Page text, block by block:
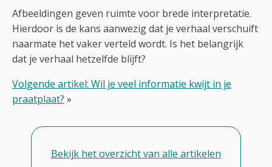
Afbeeldingen geven ruimte voor brede interpretatie.
Hierdoor is de kans aanwezig dat je verhaal verschuift
naarmate het vaker verteld wordt. Is het belangrijk
dat je verhaal hetzelfde blijft?
Volgende artikel: Wil je veel informatie kwijt in je
praatplaat? »
Bekijk het overzicht van alle artikelen